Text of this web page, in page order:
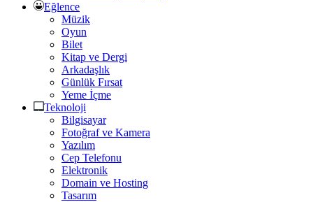
Eğlence
Müzik
Oyun
Bilet
Kitap ve Dergi
Arkadaşlık
Günlük Fırsat
Yeme İçme
Teknoloji
Bilgisayar
Fotoğraf ve Kamera
Yazılım
Cep Telefonu
Elektronik
Domain ve Hosting
Tasarım